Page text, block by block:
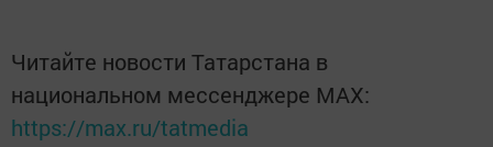
Читайте новости Татарстана в
национальном мессенджере MАХ:
https://max.ru/tatmedia